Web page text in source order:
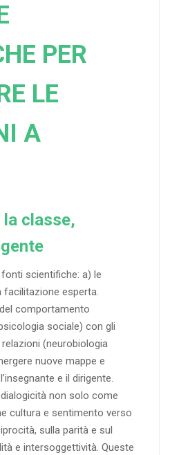
PER
LE
A
classe,
scientifiche: a) le
facilitazione esperta.
comportamento
sociale) con gli
(neurobiologia
nuove mappe e
e il dirigente.
non solo come
cultura e sentimento verso
sulla parità e sul
e intersoggettività. Queste